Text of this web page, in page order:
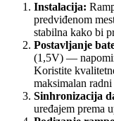
Instalacija:
predviđenom
stabilna kako bi
Postavljanje
(1,5V) —
Koristite
maksimalan
Sinhronizacija
uređajem prema